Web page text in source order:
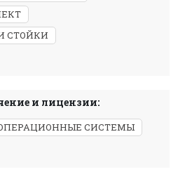
СТОЙКИ
и лицензии:
СИСТЕМЫ